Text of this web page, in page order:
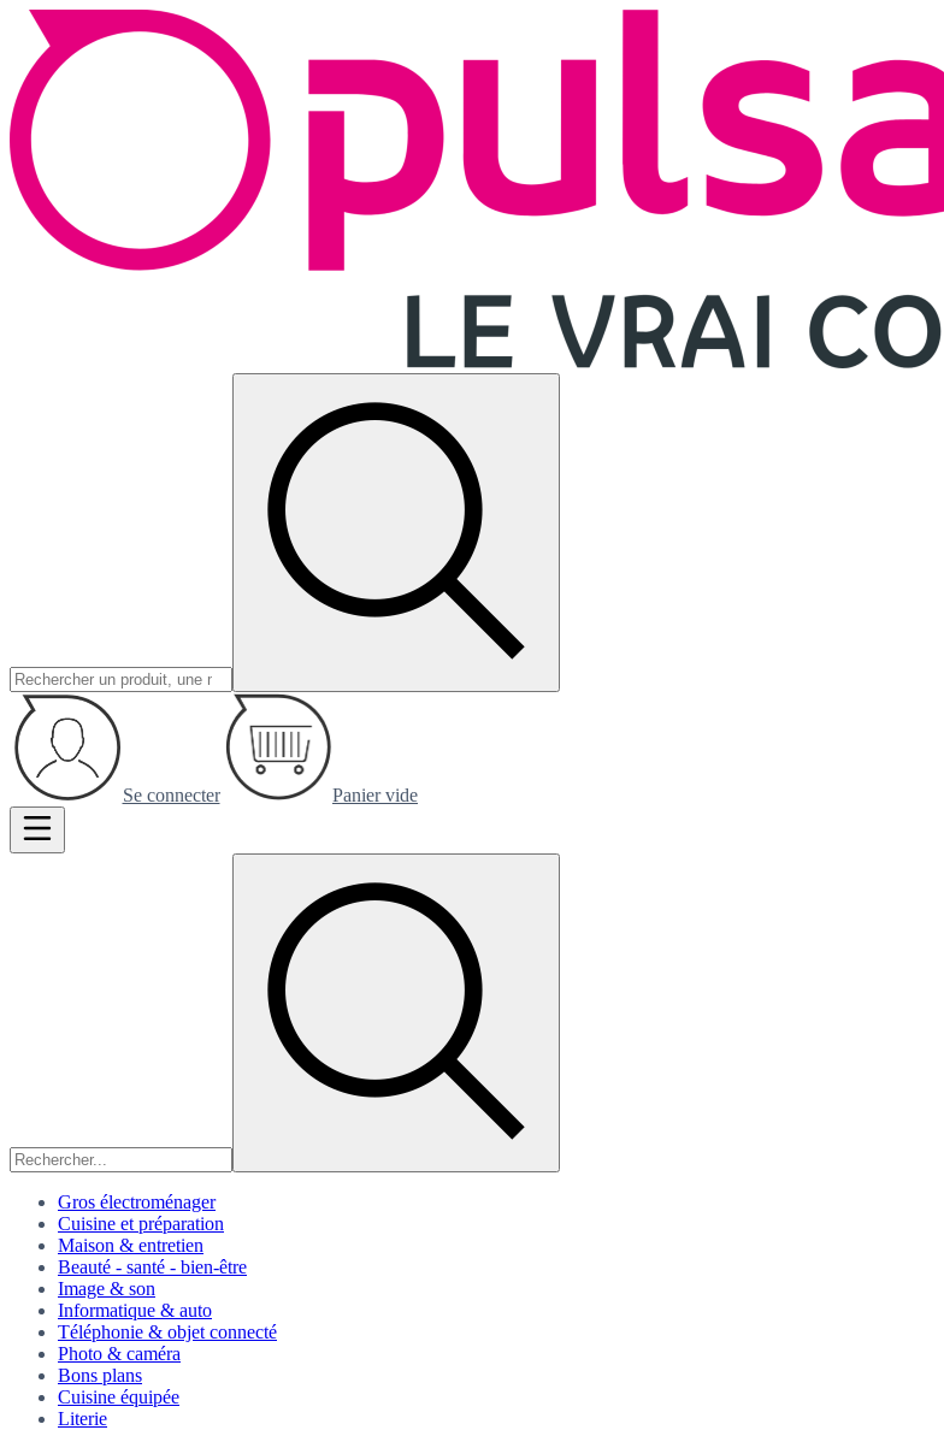
Se connecter Panier vide
Gros électroménager
Cuisine et préparation
Maison & entretien
Beauté - santé - bien-être
Image & son
Informatique & auto
Téléphonie & objet connecté
Photo & caméra
Bons plans
Cuisine équipée
Literie